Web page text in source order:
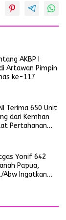
AKBP I
Artawan Pimpin
ke-117
Terima 650 Unit
dari Kemhan
Pertahanan
Yonif 642
Papua,
Abw Ingatkan